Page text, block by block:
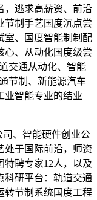
，逃求高薪资、前沿
节制手艺国度沉点尝
室、国度智能制制配
心、从动化国度级尝
交通从动化、智能
节制、新能源汽车
业智能专业的结业
、智能硬件创业公
处于国际前沿，师资
特聘专家12人，以及
科研平台：轨道交通
转节制系统国度工程